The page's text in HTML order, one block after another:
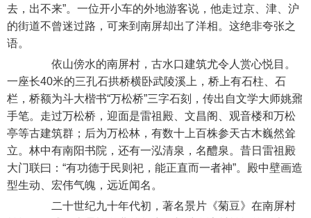
去，出不来”。一位开小车的外地游客说，他走过京、津、沪
的街道不曾迷过路，可来到南屏却出了洋相。这绝非夸张之
语。
依山傍水的南屏村，古水口建筑尤令人赏心悦目。
一座长40米的三孔石拱桥横卧武陵溪上，桥上有石柱、石
栏，桥额为斗大楷书“万松桥”三字石刻，传出自文学大师姚鼐
手笔。走过万松桥，迎面是雷祖殿、文昌阁、观音楼和万松
亭等古建筑群；后为万松林，有数十上百株参天古木巍然耸
立。林中有南阳书院，还有一泓清泉，名醴泉。昔日雷祖殿
大门联曰：“有功德于民则祀，能正直而一者神”。殿中壁画造
型生动、宏伟气魄，远近闻名。
二十世纪九十年代初，著名景片《菊豆》在南屏村